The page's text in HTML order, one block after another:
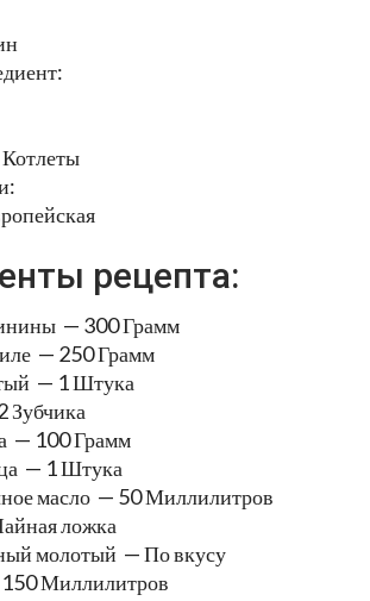
рецепта:
— 300 Грамм
— 250 Грамм
— 1 Штука
Зубчика
— 100 Грамм
— 1 Штука
масло — 50 Миллилитров
ложка
молотый — По вкусу
Миллилитров